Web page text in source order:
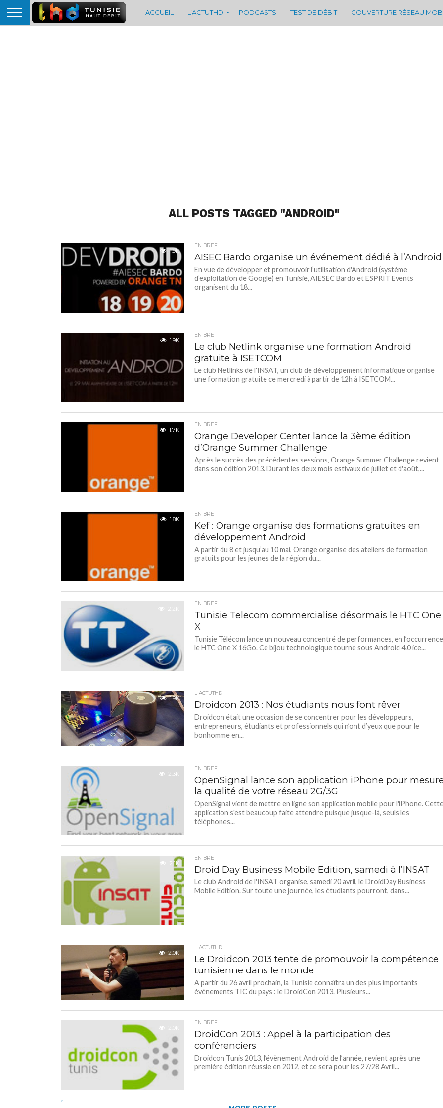
ACCUEIL L’ACTUTHD PODCASTS TEST DE DÉBIT COUVERTURE RÉSEAU
ALL POSTS TAGGED "ANDROID"
1.9K
EN BREF
AISEC Bardo organise un événement dédié à l’Android
En vue de développer et promouvoir l’utilisation d'Android (système
d’exploitation de Google) en Tunisie, AIESEC Bardo et ESPRIT Events
organisent du 18...
1.9K
EN BREF
Le club Netlink organise une formation Android
gratuite à ISETCOM
Le club Netlinks de l'INSAT, un club de développement informatique organise
une formation gratuite ce mercredi à partir de 12h à ISETCOM...
1.7K
EN BREF
Orange Developer Center lance la 3ème édition
d’Orange Summer Challenge
Après le succès des précédentes sessions, Orange Summer Challenge revient
dans son édition 2013. Durant les deux mois estivaux de juillet et d'août,...
1.8K
EN BREF
Kef : Orange organise des formations gratuites en
développement Android
A partir du 8 et jusqu’au 10 mai, Orange organise des ateliers de formation
gratuits pour les jeunes de la région du...
2.2K
EN BREF
Tunisie Telecom commercialise désormais le HTC One
X
Tunisie Télécom lance un nouveau concentré de performances, en l’occurrence
le HTC One X 16Go. Ce bijou technologique tourne sous Android 4.0 ice...
1.9K
L'ACTUTHD
Droidcon 2013 : Nos étudiants nous font rêver
Droidcon était une occasion de se concentrer pour les développeurs,
entrepreneurs, étudiants et professionnels qui n’ont d’yeux que pour le
bonhomme en...
2.3K
EN BREF
OpenSignal lance son application iPhone pour
la qualité de votre réseau 2G/3G
OpenSignal vient de mettre en ligne son application mobile pour l'iPhone.
application s'est beaucoup faite attendre puisque jusque-là, seuls les
téléphones...
2.1K
EN BREF
Droid Day Business Mobile Edition, samedi à l’INSAT
Le club Android de l'INSAT organise, samedi 20 avril, le DroidDay Business
Mobile Edition. Sur toute une journée, les étudiants pourront, dans...
2.0K
L'ACTUTHD
Le Droidcon 2013 tente de promouvoir la compétence
tunisienne dans le monde
A partir du 26 avril prochain, la Tunisie connaîtra un des plus importants
événements TIC du pays : le DroidCon 2013. Plusieurs...
2.0K
EN BREF
DroidCon 2013 : Appel à la participation des
conférenciers
Droidcon Tunis 2013, l’évènement Android de l’année, revient après une
première édition réussie en 2012, et ce sera pour les 27/28 Avril...